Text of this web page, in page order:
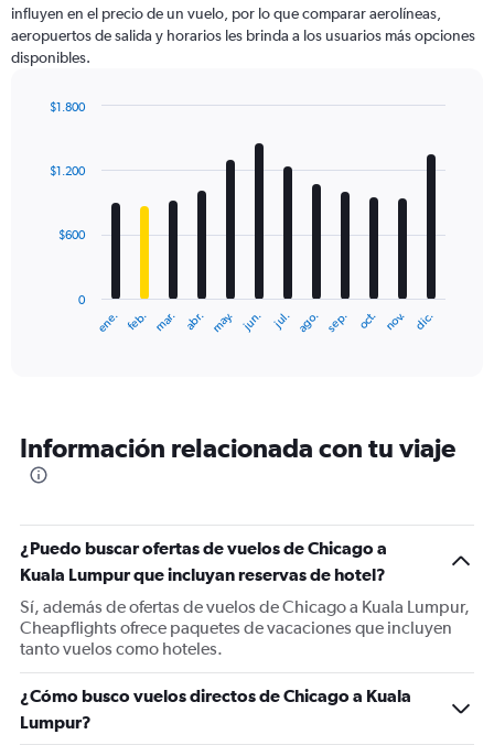
1
Y
axis
values.
to
influyen en el precio de un vuelo, por lo que comparar aerolíneas,
aeropuertos de salida y horarios les brinda a los usuarios más opciones
disponibles.
with
12
The
categories.
The
Y
axis
displaying
values.
Range:
0
1800.
ene. feb. mar. abr. may. jun. jul. ago. sep. oct. nov. dic.
0
$600
$1.200
$1.800
Información relacionada con tu viaje
¿Puedo buscar ofertas de vuelos de Chicago a
Kuala Lumpur que incluyan reservas de hotel?
Sí, además de ofertas de vuelos de Chicago a Kuala Lumpur,
Cheapflights ofrece paquetes de vacaciones que incluyen
tanto vuelos como hoteles.
¿Cómo busco vuelos directos de Chicago a Kuala
Lumpur?